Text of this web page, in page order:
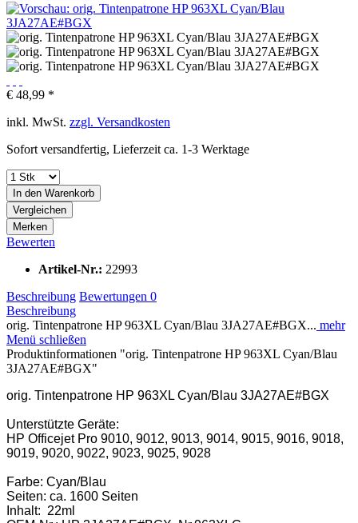
€ 48,99 *
inkl. MwSt. zzgl. Versandkosten
Sofort versandfertig, Lieferzeit ca. 1-3 Werktage
In den Warenkorb
Vergleichen
Merken
Bewerten
Artikel-Nr.: 22993
Beschreibung Bewertungen 0
Beschreibung
orig. Tintenpatrone HP 963XL Cyan/Blau 3JA27AE#BGX... mehr
Menü schließen
Produktinformationen "orig. Tintenpatrone HP 963XL Cyan/Blau
3JA27AE#BGX"
orig. Tintenpatrone HP 963XL Cyan/Blau 3JA27AE#BGX
Unterstützte Geräte:
HP Officejet Pro 9010, 9012, 9013, 9014, 9015, 9016, 9018,
9019, 9020, 9022, 9023, 9025, 9028
Farbe: Cyan/Blau
Seiten: ca. 1600 Seiten
Inhalt: 22ml